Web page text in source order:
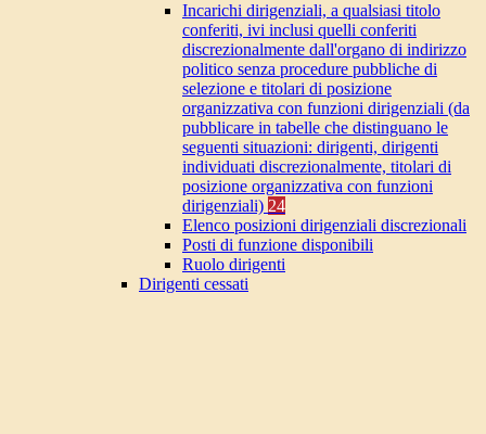
Incarichi dirigenziali, a qualsiasi titolo
conferiti, ivi inclusi quelli conferiti
discrezionalmente dall'organo di indirizzo
politico senza procedure pubbliche di
selezione e titolari di posizione
organizzativa con funzioni dirigenziali (da
pubblicare in tabelle che distinguano le
seguenti situazioni: dirigenti, dirigenti
individuati discrezionalmente, titolari di
posizione organizzativa con funzioni
dirigenziali) 24
Elenco posizioni dirigenziali discrezionali
Posti di funzione disponibili
Ruolo dirigenti
Dirigenti cessati